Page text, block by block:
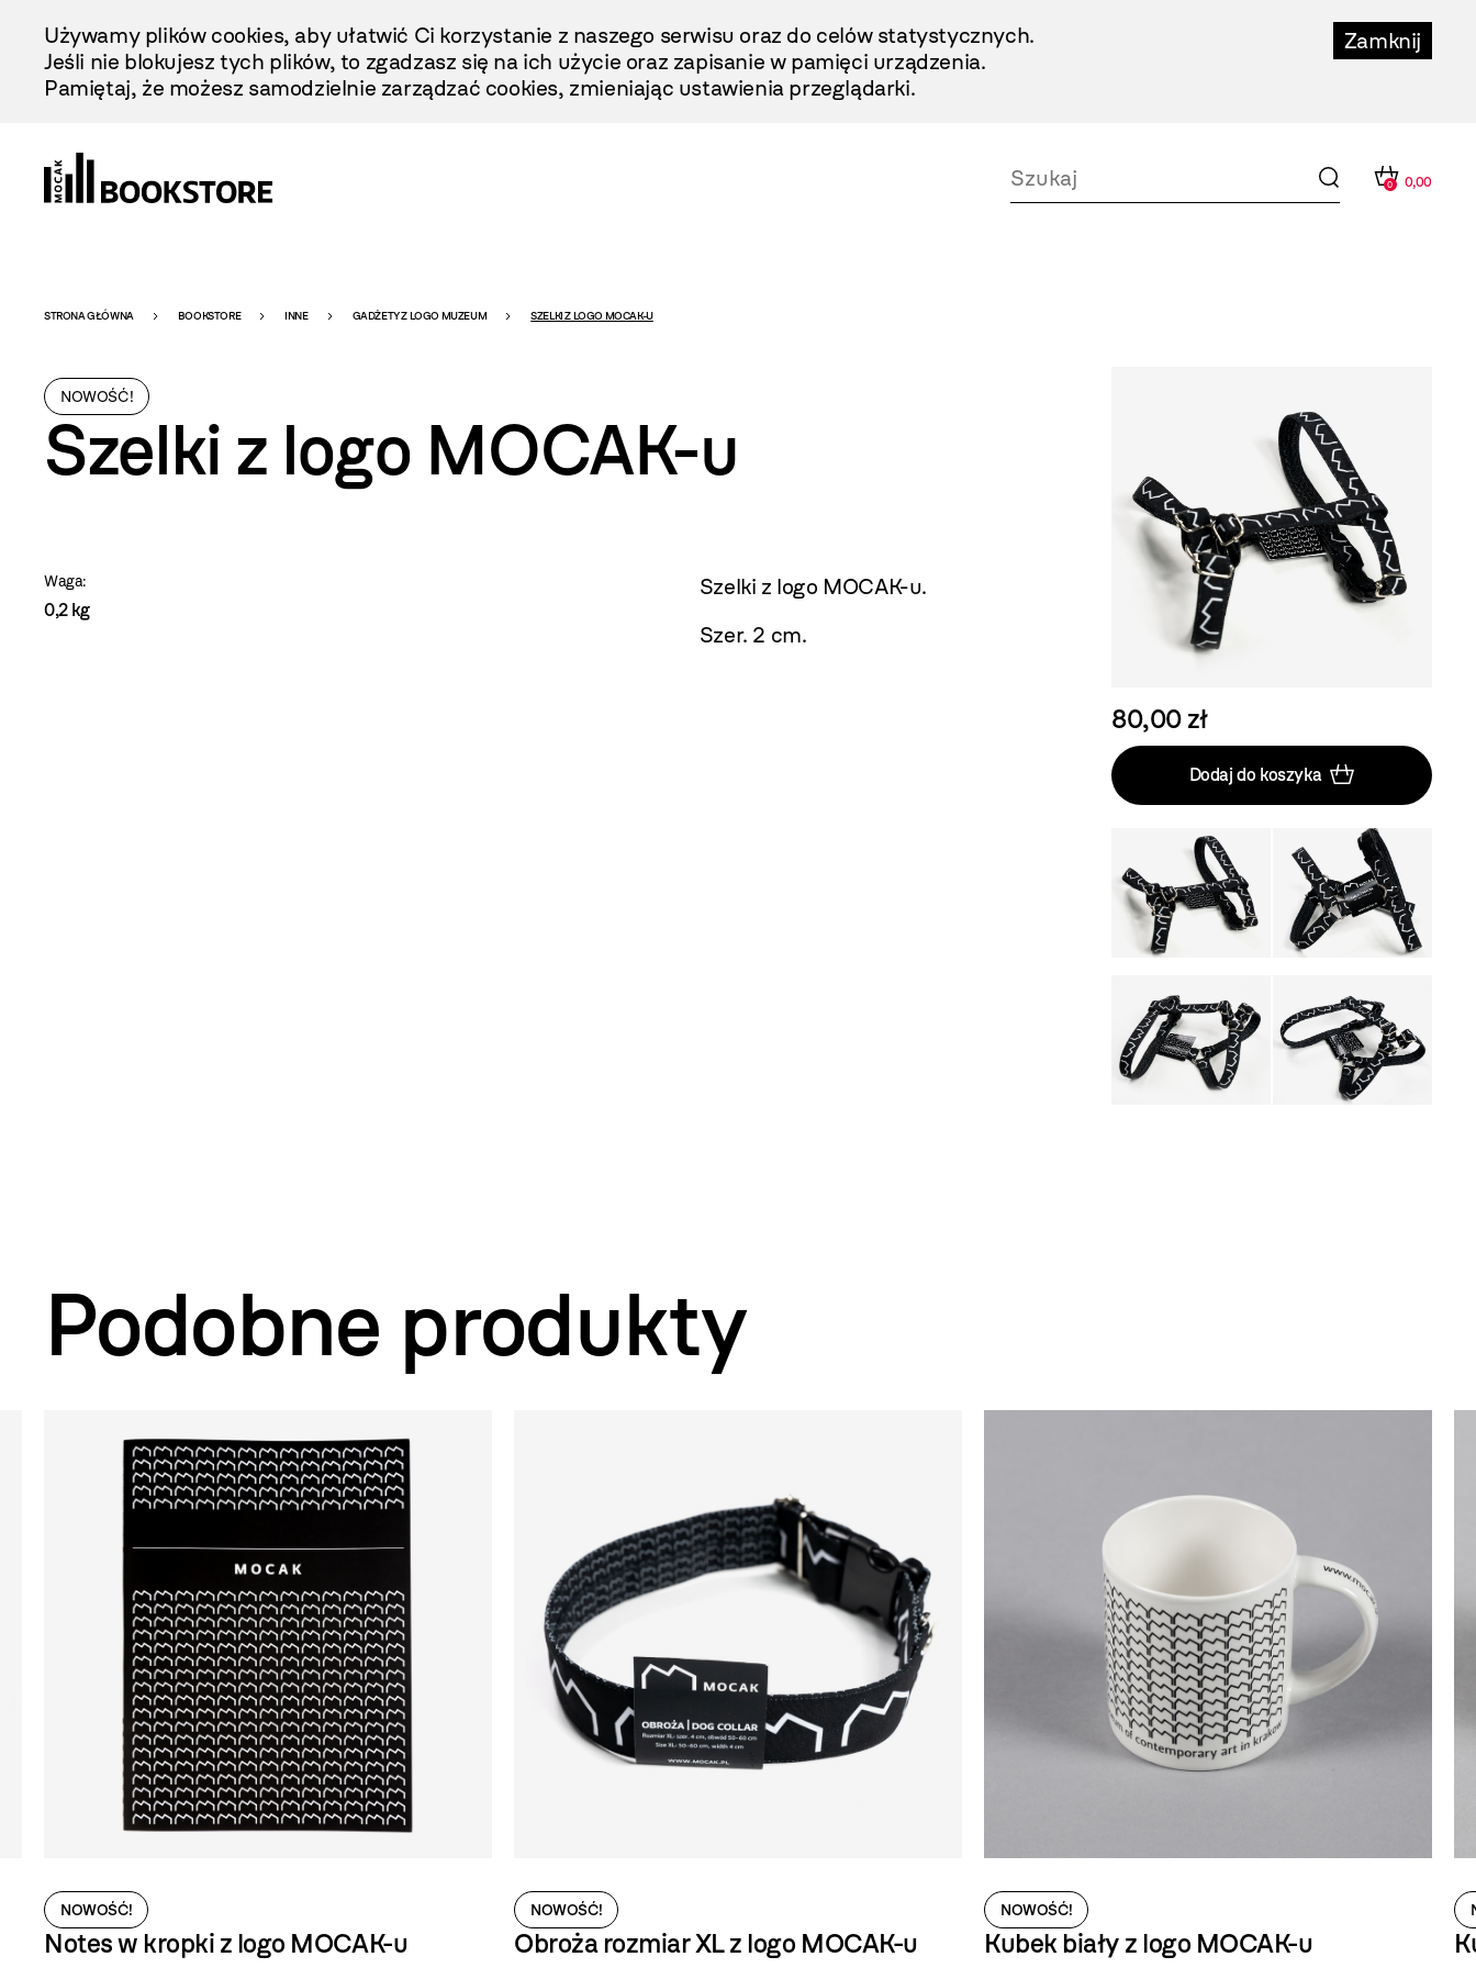
Treści
Zamknij
Używamy plików cookies, aby ułatwić Ci korzystanie z naszego serwisu oraz do celów statystycznych.
Jeśli nie blokujesz tych plików, to zgadzasz się na ich użycie oraz zapisanie w pamięci urządzenia.
Pamiętaj, że możesz samodzielnie zarządzać cookies, zmieniając ustawienia przeglądarki.
0 0,00
Bookstore
-
szablon
szczegóły
STRONA GŁÓWNA BOOKSTORE INNE GADŻETY Z LOGO MUZEUM SZELKI Z LOGO MOCAK-U
NOWOŚĆ!
Szelki z logo MOCAK-u
Waga:
0,2 kg
Szelki z logo MOCAK-u.
Szer. 2 cm.
80,00 zł
Dodaj do koszyka
Podobne produkty
NOWOŚĆ!
Notes w kropki z logo MOCAK-u
NOWOŚĆ!
Obroża rozmiar XL z logo MOCAK-u
NOWOŚĆ!
Kubek biały z logo MOCAK-u